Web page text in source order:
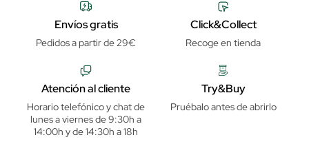
Envíos gratis
Pedidos a partir de 29€
Click&Collect
Recoge en tienda
Atención al cliente
Horario telefónico y chat de
lunes a viernes de 9:30h a
14:00h y de 14:30h a 18h
Try&Buy
Pruébalo antes de abrirlo